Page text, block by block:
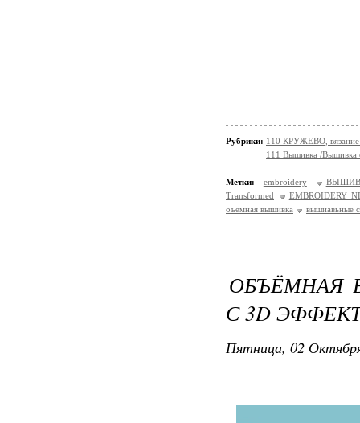
Рубрики: 110 КРУЖЕВО, вязание
111 Вышивка /Вышивка
Метки: embroidery
Transformed
EMBROIDERY
оъёмная вышивка
вышиавьные
ОБЪЁМНАЯ
С 3D
Пятница, 02